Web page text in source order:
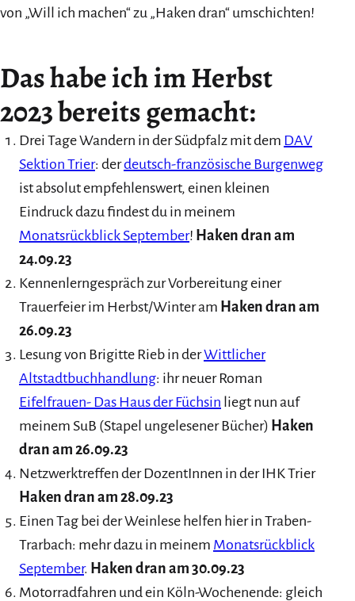
von „Will ich machen“ zu „Haken dran“ umschichten!
Das habe ich im Herbst
2023 bereits gemacht:
Drei Tage Wandern in der Südpfalz mit dem DAV
Sektion Trier: derdeutsch-französische Burgenweg
ist absolut empfehlenswert, einen kleinen
Eindruck dazu findest du in meinem
Monatsrückblick September! Haken dran am
24.09.23
Kennenlerngespräch zur Vorbereitung einer
Trauerfeier im Herbst/Winter am Haken dran am
26.09.23
Lesung von Brigitte Rieb in derWittlicher
Altstadtbuchhandlung: ihr neuer Roman
Eifelfrauen- Das Haus der Füchsin liegt nun auf
meinem SuB (Stapel ungelesener Bücher) Haken
dran am 26.09.23
Netzwerktreffen der DozentInnen in der IHK Trier
Haken dran am 28.09.23
Einen Tag bei der Weinlese helfen hier in Traben-
Trarbach: mehr dazu in meinem Monatsrückblick
September. Haken dran am 30.09.23
Motorradfahren und ein Köln-Wochenende: gleich